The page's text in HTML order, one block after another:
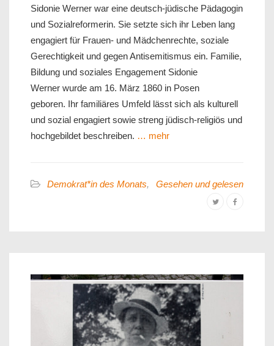
Sidonie Werner war eine deutsch-jüdische Pädagogin
und Sozialreformerin. Sie setzte sich ihr Leben lang
engagiert für Frauen- und Mädchenrechte, soziale
Gerechtigkeit und gegen Antisemitismus ein. Familie,
Bildung und soziales Engagement Sidonie
Werner wurde am 16. März 1860 in Posen
geboren. Ihr familiäres Umfeld lässt sich als kulturell
und sozial engagiert sowie streng jüdisch-religiös und
hochgebildet beschreiben. … mehr
Demokrat*in des Monats, Gesehen und gelesen